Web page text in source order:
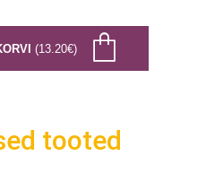
(13.20€)
tooted